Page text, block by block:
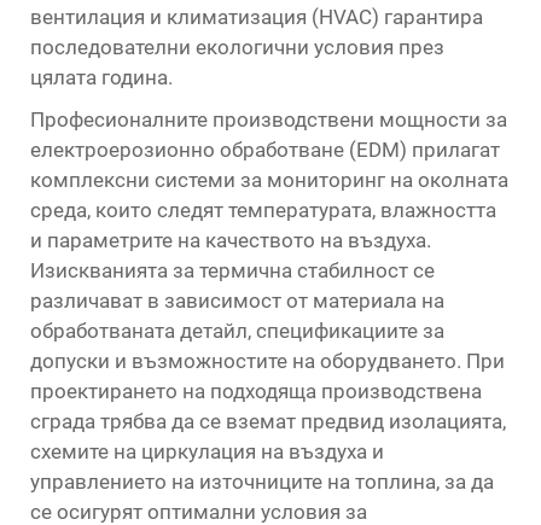
вентилация и климатизация (HVAC) гарантира
последователни екологични условия през
цялата година.
Професионалните производствени мощности за
електроерозионно обработване (EDM) прилагат
комплексни системи за мониторинг на околната
среда, които следят температурата, влажността
и параметрите на качеството на въздуха.
Изискванията за термична стабилност се
различават в зависимост от материала на
обработваната детайл, спецификациите за
допуски и възможностите на оборудването. При
проектирането на подходяща производствена
сграда трябва да се вземат предвид изолацията,
схемите на циркулация на въздуха и
управлението на източниците на топлина, за да
се осигурят оптимални условия за